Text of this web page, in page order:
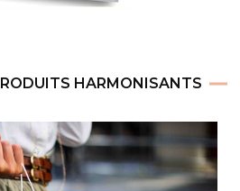
HARMONISANTS